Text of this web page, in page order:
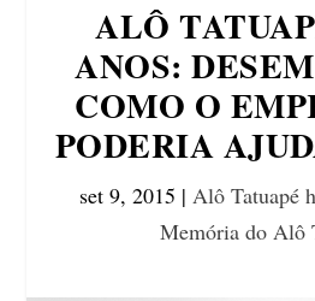
ALÔ
ANOS:
COMO O
PODERIA
set 9, 2015 | Alô Tatuapé
Memória do Alô